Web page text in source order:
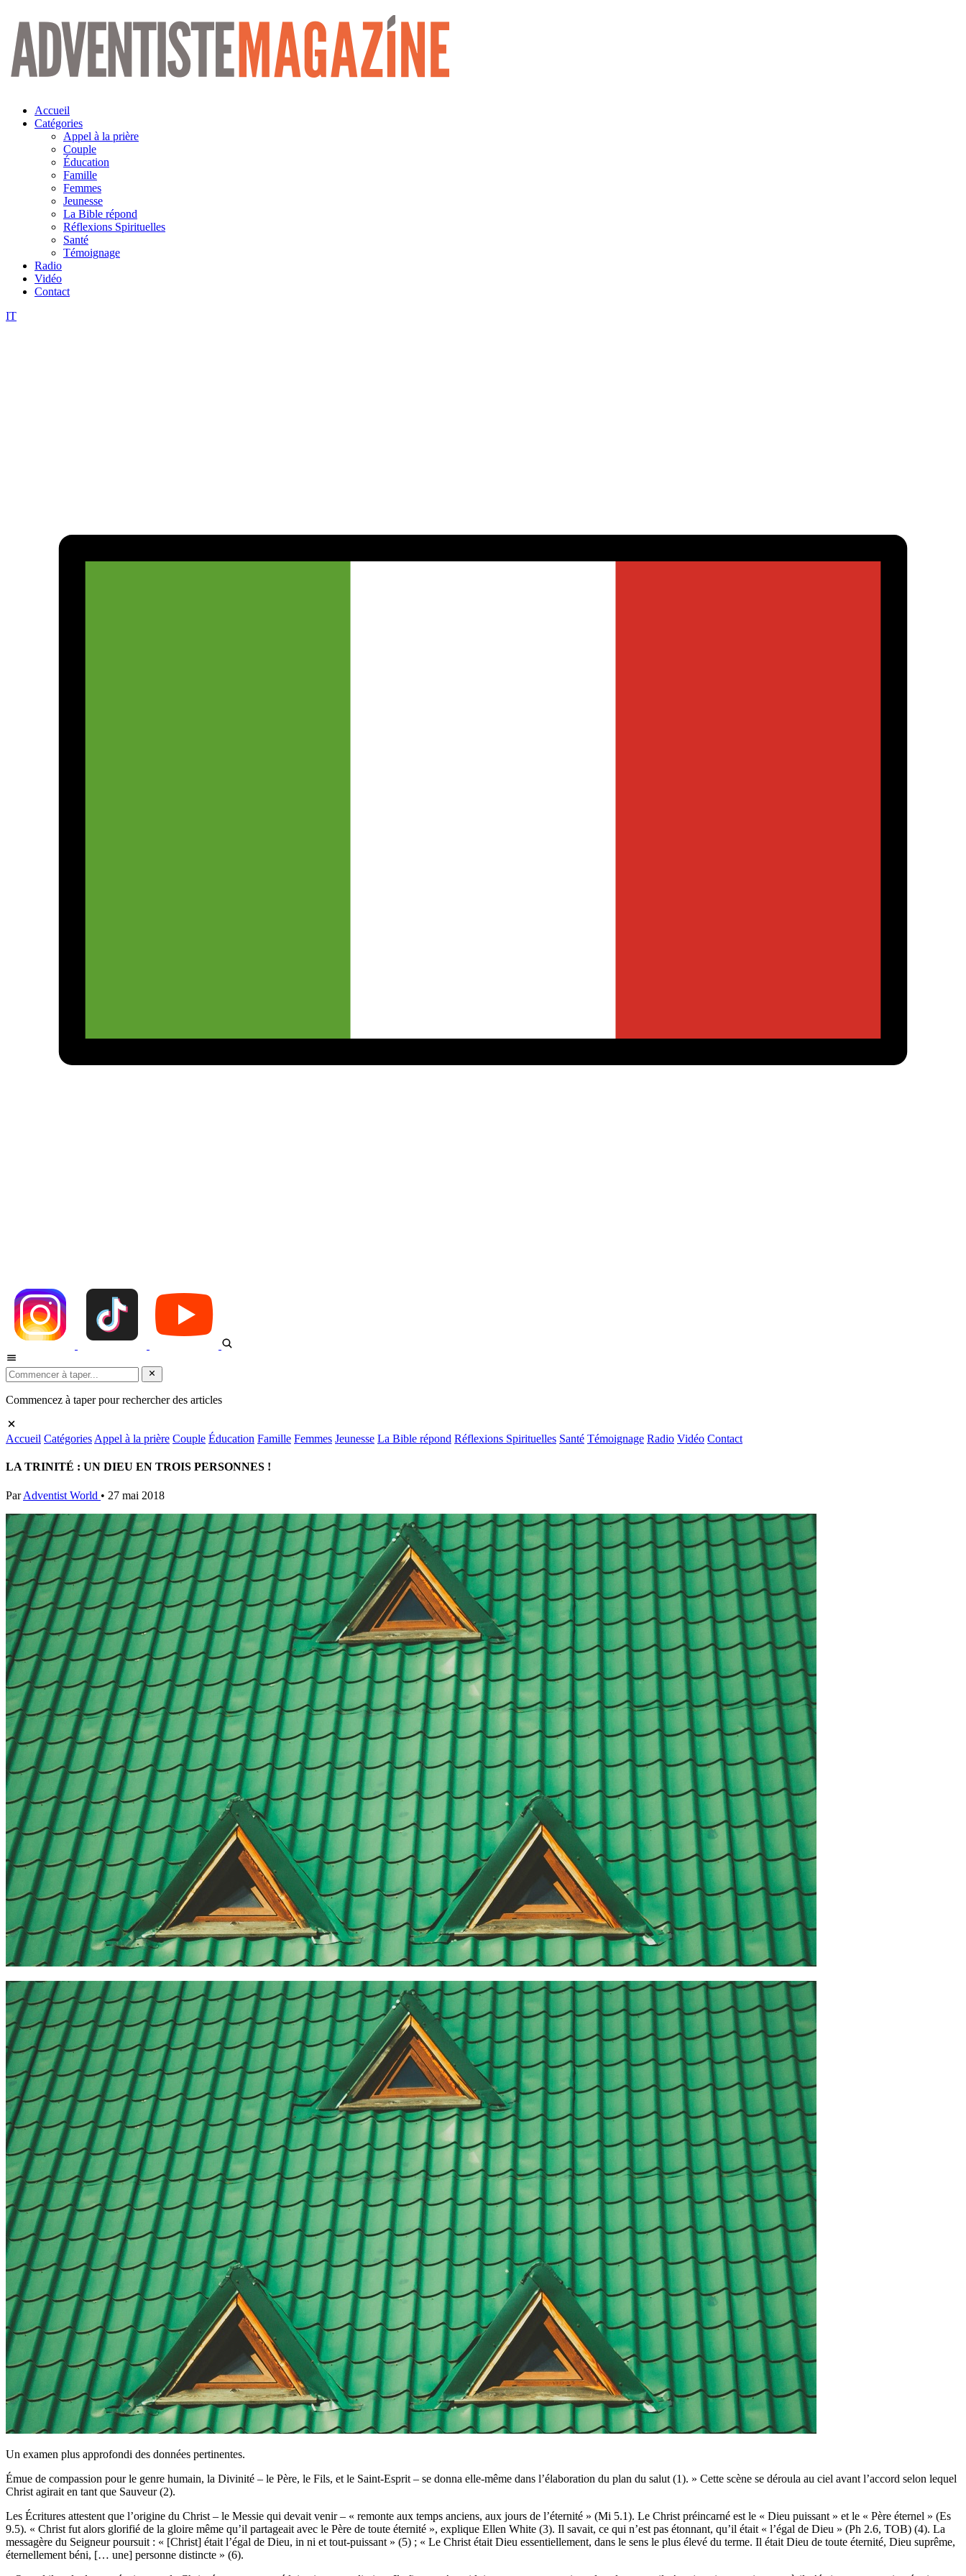
Aller
contenu
Accueil
Catégories
Appel à la prière
Couple
Éducation
Famille
Femmes
Jeunesse
La Bible répond
Réflexions Spirituelles
Santé
Témoignage
Radio
Vidéo
Contact
IT
Commencez à taper pour rechercher des articles
Accueil Catégories Appel à la prière Couple Éducation Famille Femmes Jeunesse La Bible répond Réflexions Spirituelles Santé Témoignage Radio Vidéo Contact
LA TRINITÉ : UN DIEU EN TROIS PERSONNES !
Par Adventist World • 27 mai 2018
Un examen plus approfondi des données pertinentes.
Émue de compassion pour le genre humain, la Divinité – le Père, le Fils, et le Saint-Esprit – se donna elle-même dans l’élaboration du plan du salut (1). » Cette scène se déroula au ciel avant l’accord selon lequel
Christ agirait en tant que Sauveur (2).
Les Écritures attestent que l’origine du Christ – le Messie qui devait venir – « remonte aux temps anciens, aux jours de l’éternité » (Mi 5.1). Le Christ préincarné est le « Dieu puissant » et le « Père éternel » (Es
9.5). « Christ fut alors glorifié de la gloire même qu’il partageait avec le Père de toute éternité », explique Ellen White (3). Il savait, ce qui n’est pas étonnant, qu’il était « l’égal de Dieu » (Ph 2.6, TOB) (4). La
messagère du Seigneur poursuit : « [Christ] était l’égal de Dieu, in ni et tout-puissant » (5) ; « Le Christ était Dieu essentiellement, dans le sens le plus élevé du terme. Il était Dieu de toute éternité, Dieu suprême,
éternellement béni, [… une] personne distincte » (6).